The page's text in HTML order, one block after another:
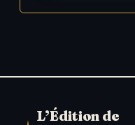
L’Édition de